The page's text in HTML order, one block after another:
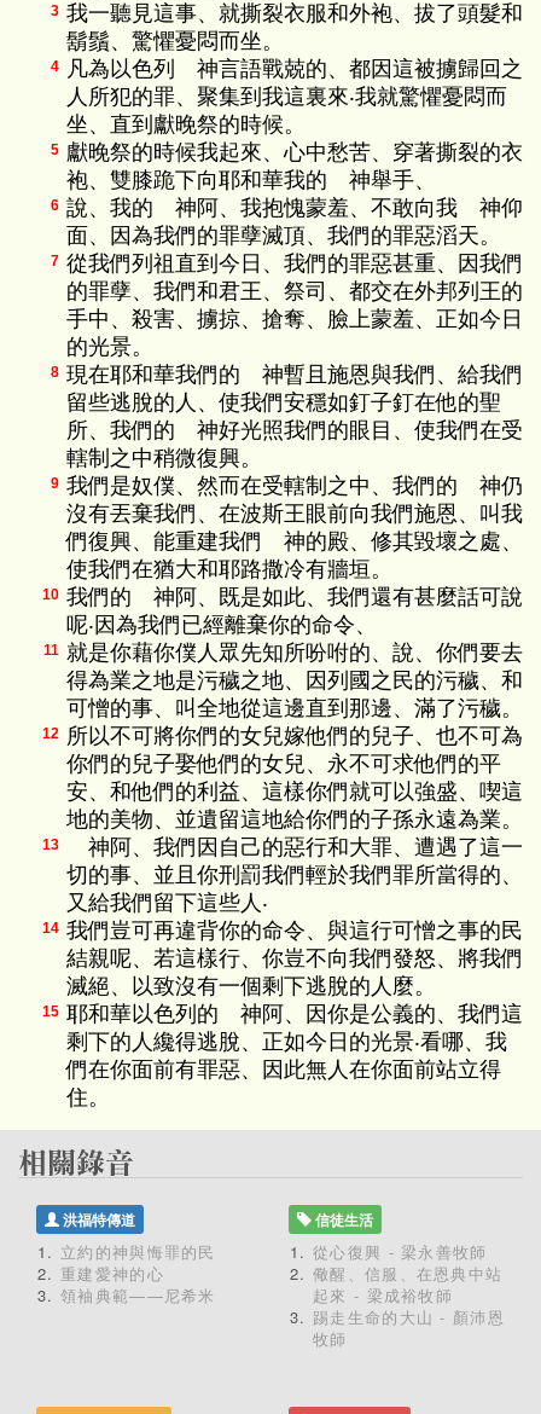
3 我一聽見這事、就撕裂衣服和外袍、拔了頭髮和
鬍鬚、驚懼憂悶而坐。
4 凡為以色列 神言語戰兢的、都因這被擄歸回之
人所犯的罪、聚集到我這裏來‧我就驚懼憂悶而
坐、直到獻晚祭的時候。
5 獻晚祭的時候我起來、心中愁苦、穿著撕裂的衣
袍、雙膝跪下向耶和華我的 神舉手、
6 說、我的 神阿、我抱愧蒙羞、不敢向我 神仰
面、因為我們的罪孽滅頂、我們的罪惡滔天。
7 從我們列祖直到今日、我們的罪惡甚重、因我們
的罪孽、我們和君王、祭司、都交在外邦列王的
手中、殺害、擄掠、搶奪、臉上蒙羞、正如今日
的光景。
8 現在耶和華我們的 神暫且施恩與我們、給我們
留些逃脫的人、使我們安穩如釘子釘在他的聖
所、我們的 神好光照我們的眼目、使我們在受
轄制之中稍微復興。
9 我們是奴僕、然而在受轄制之中、我們的 神仍
沒有丟棄我們、在波斯王眼前向我們施恩、叫我
們復興、能重建我們 神的殿、修其毀壞之處、
使我們在猶大和耶路撒冷有牆垣。
10 我們的 神阿、既是如此、我們還有甚麼話可說
呢‧因為我們已經離棄你的命令、
11 就是你藉你僕人眾先知所吩咐的、說、你們要去
得為業之地是污穢之地、因列國之民的污穢、和
可憎的事、叫全地從這邊直到那邊、滿了污穢。
12 所以不可將你們的女兒嫁他們的兒子、也不可為
你們的兒子娶他們的女兒、永不可求他們的平
安、和他們的利益、這樣你們就可以強盛、喫這
地的美物、並遺留這地給你們的子孫永遠為業。
13
神阿、我們因自己的惡行和大罪、遭遇了這一
切的事、並且你刑罰我們輕於我們罪所當得的、
又給我們留下這些人‧
14 我們豈可再違背你的命令、與這行可憎之事的民
結親呢、若這樣行、你豈不向我們發怒、將我們
滅絕、以致沒有一個剩下逃脫的人麼。
15 耶和華以色列的 神阿、因你是公義的、我們這
剩下的人纔得逃脫、正如今日的光景‧看哪、我
們在你面前有罪惡、因此無人在你面前站立得
住。
洪福特傳道
立約的神與悔罪的民
重建愛神的心
領袖典範——尼希米
信徒生活
從心復興 - 梁永善牧師
儆醒、信服、在恩典中站
起來 - 梁成裕牧師
踢走生命的大山 - 顏沛恩
牧師